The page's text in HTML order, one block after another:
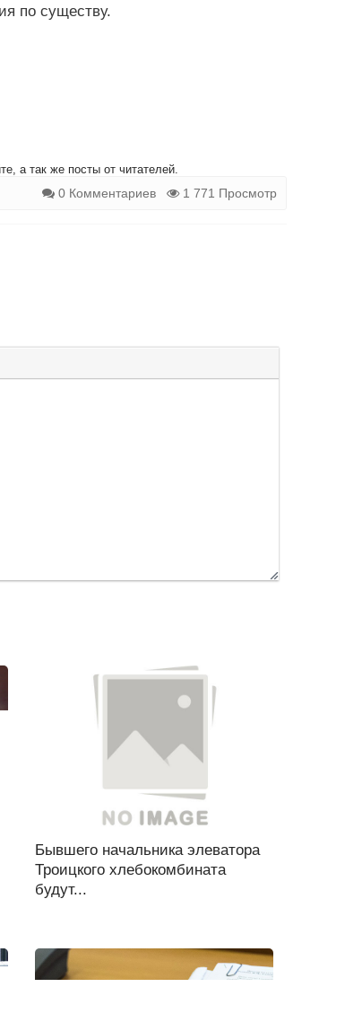
по существу.
а так же посты от читателей.
0 Комментариев 1 771 Просмотр
Бывшего начальника элеватора
Троицкого хлебокомбината
будут...